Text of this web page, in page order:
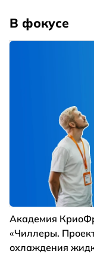
В фокусе
Академия
«Чиллеры.
охлаждения